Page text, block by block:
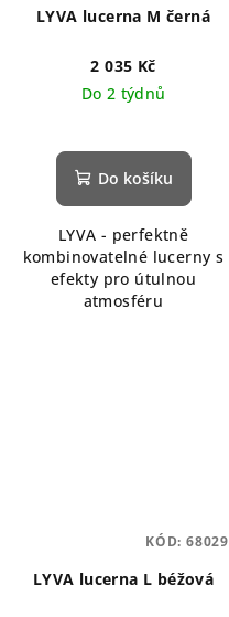
LYVA lucerna M černá
2 035 Kč
Do 2 týdnů
Do košíku
LYVA - perfektně
kombinovatelné lucerny s
efekty pro útulnou
atmosféru
LYVA lucerna L béžová
KÓD: 68029